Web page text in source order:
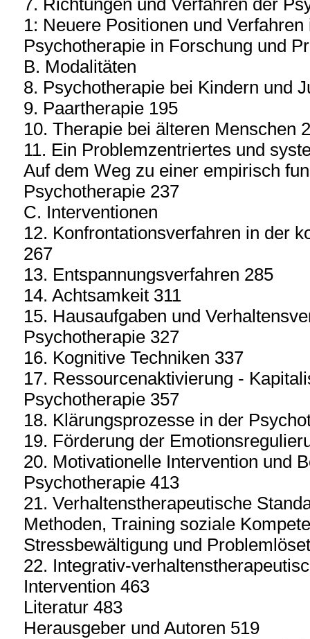
7. Richtungen und Verfahren der
1: Neuere Positionen und
Psychotherapie in Forschung und
B. Modalitäten
8. Psychotherapie bei Kindern und
9. Paartherapie 195
10. Therapie bei älteren Menschen
11. Ein Problemzentriertes und
Auf dem Weg zu einer empirisch
Psychotherapie 237
C. Interventionen
12. Konfrontationsverfahren in der
267
13. Entspannungsverfahren 285
14. Achtsamkeit 311
15. Hausaufgaben und
Psychotherapie 327
16. Kognitive Techniken 337
17. Ressourcenaktivierung -
Psychotherapie 357
18. Klärungsprozesse in der
19. Förderung der
20. Motivationelle Intervention und
Psychotherapie 413
21. Verhaltenstherapeutische
Methoden, Training soziale
Stressbewältigung und
22. Integrativ-
Intervention 463
Literatur 483
Herausgeber und Autoren 519